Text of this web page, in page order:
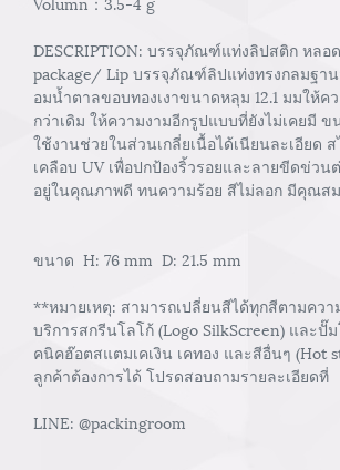
DESCRIPTION: บรรจุภัณฑ์แท่งลิปสติก หลอ
package/ Lip บรรจุภัณฑ์ลิปแท่งทรงกลมฐา
อมน้ำตาลขอบทองเงาขนาดหลุม 12.1 มมให้ค
กว่าเดิม ให้ความงามอีกรูปแบบที่ยังไม่เคยมี
ใช้งานช่วยในส่วนเกลี่ยเนื้อได้เนียนละเอียด
เคลือบ UV เพื่อปกป้องริ้วรอยและลายขีดข่วน
อยู่ในคุณภาพดี ทนความร้อย สีไม่ลอก มีคุณส
ขนาด H: 76 mm D: 21.5 mm
**หมายเหตุ: สามารถเปลี่ยนสีได้ทุกสีตามควา
บริการสกรีนโลโก้ (Logo SilkScreen) และปั๊
คนิคฮ๊อตสแตมเคเงิน เคทอง และสีอื่นๆ (Hot
ลูกค้าต้องการได้ โปรดสอบถามรายละเอียดที่
LINE: @packingroom